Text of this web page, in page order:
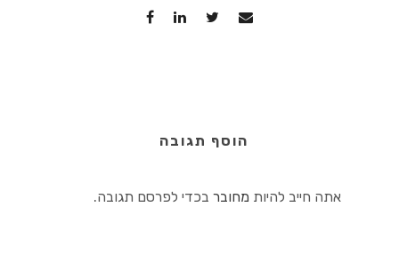
הוסף תגובה
אתה חייב להיות מחובר בכדי לפרסם תגובה.